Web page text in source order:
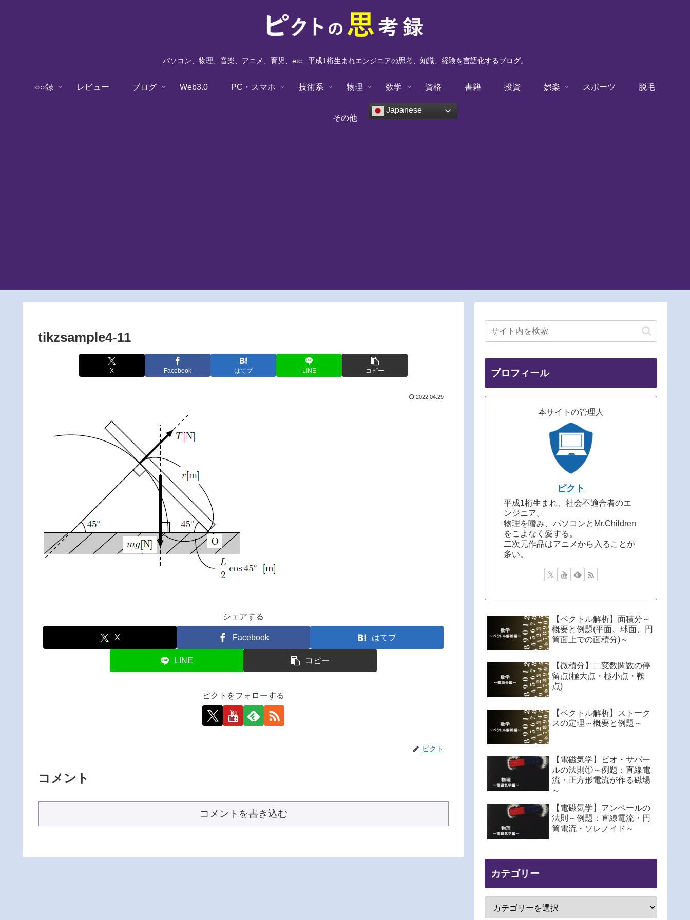
パソコン、物理、音楽、アニメ、育児、etc...平成1桁生まれエンジニアの思考、知識、経験を言語化するブログ。
○○録 レビュー ブログ Web3.0 PC・スマホ 技術系 物理 数学 資格 書籍 投資 娯楽 スポーツ 脱毛
その他
Japanese
tikzsample4-11
X Facebook はてブ LINE コピー
2022.04.29
シェアする
X Facebook はてブ
LINE コピー
ピクトをフォローする
ピクト
コメント
コメントを書き込む
プロフィール
本サイトの管理人
ピクト
平成1桁生まれ、社会不適合者のエ
ンジニア。
物理を嗜み、パソコンとMr.Children
をこよなく愛する。
二次元作品はアニメから入ることが
多い。
【ベクトル解析】面積分～
概要と例題(平面、球面、円
筒面上での面積分)～
【微積分】二変数関数の停
留点(極大点・極小点・鞍
点)
【ベクトル解析】ストーク
スの定理～概要と例題～
【電磁気学】ビオ・サバー
ルの法則①～例題：直線電
流・正方形電流が作る磁場
～
【電磁気学】アンペールの
法則～例題：直線電流・円
筒電流・ソレノイド～
カテゴリー